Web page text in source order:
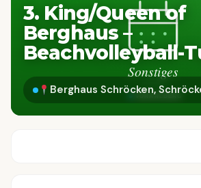
3. King/Queen of
Berghaus –
Beachvolleyball-
Berghaus Schröcken,